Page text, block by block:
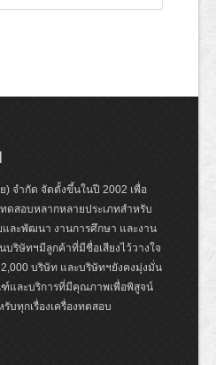
) จำกัด จัดตั้งขึ้นในปี 2002 เพื่อ
ดสอบหลากหลายประเภทสำหรับ
ละพัฒนา งานการศึกษา และงาน
บริษัทฯมีลูกค้าที่มีชื่อเสียงไว้วางใจ
บริษัท และบริษัทฯยังคงมุ่งมั่น
และบริการที่มีคุณภาพเพื่อพิสูจน์
บทุกเรื่องเครื่องทดสอบ